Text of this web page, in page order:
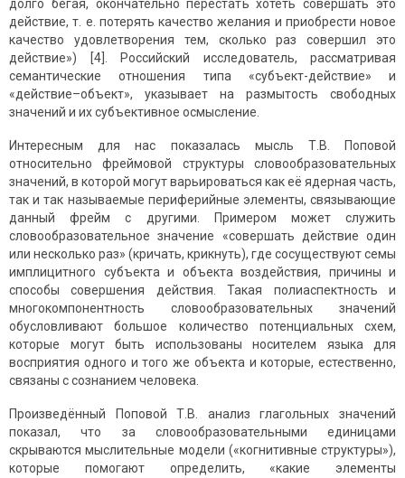
долго бегая, окончательно перестать хотеть совершать это
действие, т. е. потерять качество желания и приобрести новое
качество удовлетворения тем, сколько раз совершил это
действие») [4]. Российский исследователь, рассматривая
семантические отношения типа «субъект-действие» и
«действие–объект», указывает на размытость свободных
значений и их субъективное осмысление.
Интересным для нас показалась мысль Т.В. Поповой
относительно фреймовой структуры словообразовательных
значений, в которой могут варьироваться как её ядерная часть,
так и так называемые периферийные элементы, связывающие
данный фрейм с другими. Примером может служить
словообразовательное значение «совершать действие один
или несколько раз» (кричать, крикнуть), где сосуществуют семы
имплицитного субъекта и объекта воздействия, причины и
способы совершения действия. Такая полиаспектность и
многокомпонентность словообразовательных значений
обусловливают большое количество потенциальных схем,
которые могут быть использованы носителем языка для
восприятия одного и того же объекта и которые, естественно,
связаны с сознанием человека.
Произведённый Поповой Т.В. анализ глагольных значений
показал, что за словообразовательными единицами
скрываются мыслительные модели («когнитивные структуры»),
которые помогают определить, «какие элементы